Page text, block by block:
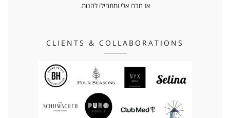
אז חברו אלי ותתחילו להנות.
CLIENTS & COLLABORATIONS